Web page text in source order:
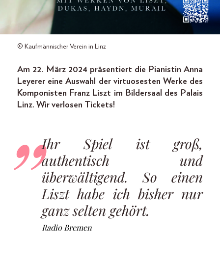
© Kaufmännischer Verein in Linz
Am 22. März 2024 präsentiert die Pianistin Anna
Leyerer eine Auswahl der virtuosesten Werke des
Komponisten Franz Liszt im Bildersaal
des Palais
Linz . Wir verlosen Tickets!
Ihr Spiel ist groß,
authentisch und
überwältigend. So einen
Liszt habe ich bisher nur
ganz selten gehört.
Radio Bremen